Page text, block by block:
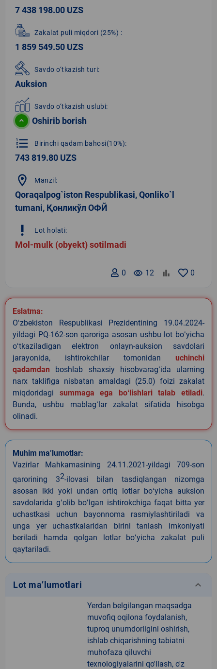
7 438 198.00 UZS
Zakalat puli miqdori (25%) :
1 859 549.50 UZS
Savdo o‘tkazish turi:
Auksion
Savdo o‘tkazish uslubi:
Oshirib borish
format_list_numbered Birinchi qadam bahosi(10%):
743 819.80 UZS
location_on Manzil:
Qoraqalpog`iston Respublikasi, Qonliko`l
tumani, Қонликўл ОФЙ
priority_high Lot holati:
Mol-mulk (obyekt) sotilmadi
0
remove_red_eye 12
0
Eslatma:
Oʻzbekiston Respublikasi Prezidentining 19.04.2024-
yildagi PQ-162-son qaroriga asosan ushbu lot boʻyicha
oʻtkaziladigan elektron onlayn-auksion savdolari
jarayonida, ishtirokchilar tomonidan uchinchi
qadamdan boshlab shaxsiy hisobvaragʻida ularning
narx taklifiga nisbatan amaldagi (25.0) foizi zakalat
miqdoridagi summaga ega boʻlishlari talab etiladi.
Bunda, ushbu mablagʻlar zakalat sifatida hisobga
olinadi.
Muhim ma’lumotlar:
Vazirlar Mahkamasining 24.11.2021-yildagi 709-son
qarorining 32-ilovasi bilan tasdiqlangan nizomga
asosan ikki yoki undan ortiq lotlar boʻyicha auksion
savdolarida gʻolib boʻlgan ishtirokchiga faqat bitta yer
uchastkasi uchun bayonnoma rasmiylashtiriladi va
unga yer uchastkalaridan birini tanlash imkoniyati
beriladi hamda qolgan lotlar boʻyicha zakalat puli
qaytariladi.
Lot ma’lumotlari keyboard_arrow_down
Yerdan belgilangan maqsadga
muvofiq oqilona foydalanish,
tuproq unumdorligini oshirish,
ishlab chiqarishning tabiatni
muhofaza qiluvchi
texnologiyalarini qo'llash, o'z